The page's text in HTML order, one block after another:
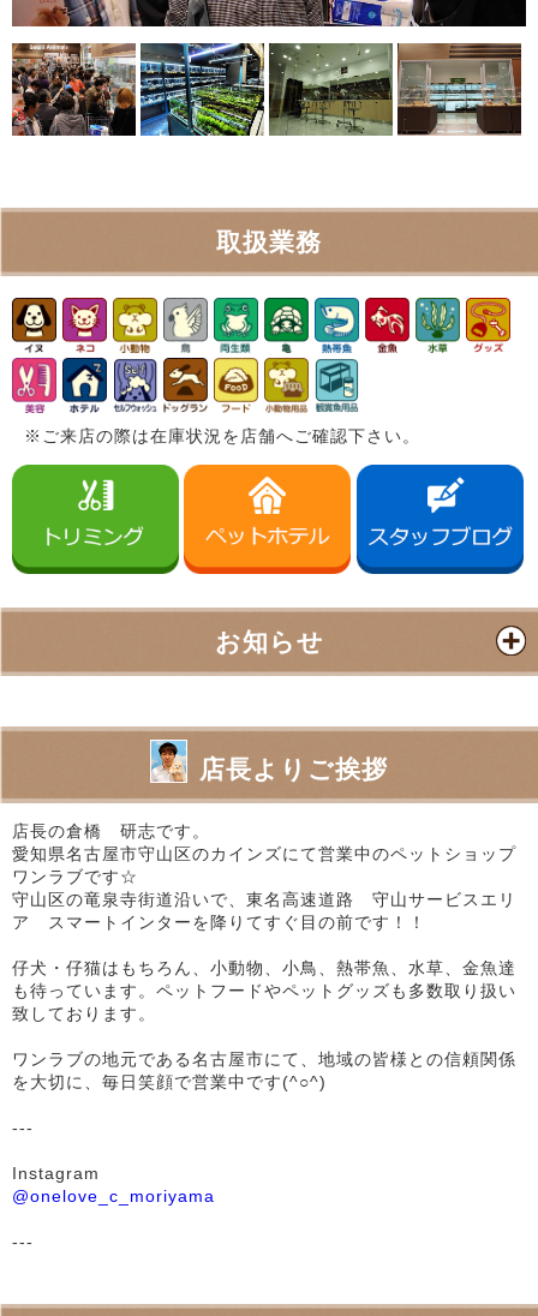
取扱業務
※ご来店の際は在庫状況を店舗へご確認下さい。
お知らせ
店長よりご挨拶
店長の倉橋 研志です。
愛知県名古屋市守山区のカインズにて営業中のペットショップ
ワンラブです☆
守山区の竜泉寺街道沿いで、東名高速道路 守山サービスエリ
ア スマートインターを降りてすぐ目の前です！！
仔犬・仔猫はもちろん、小動物、小鳥、熱帯魚、水草、金魚達
も待っています。ペットフードやペットグッズも多数取り扱い
致しております。
ワンラブの地元である名古屋市にて、地域の皆様との信頼関係
を大切に、毎日笑顔で営業中です(^○^)
---
Instagram
@onelove_c_moriyama
---